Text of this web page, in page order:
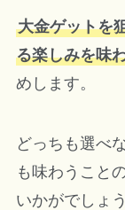
大金ゲットを
る楽しみを味
めします。
どっちも選べ
も味わうこと
いかがでしょ